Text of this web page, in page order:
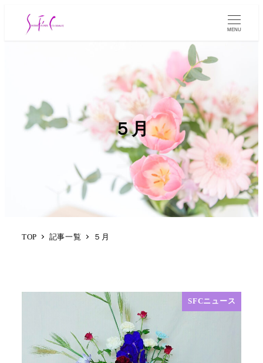
MENU
５月
TOP 記事一覧 ５月
SFCニュース